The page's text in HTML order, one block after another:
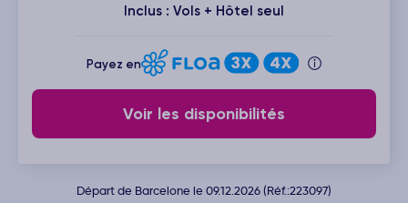
Inclus : Vols + Hôtel seul
Payez en
Voir les disponibilités
Départ de Barcelone le 09.12.2026 (Réf.:223097)